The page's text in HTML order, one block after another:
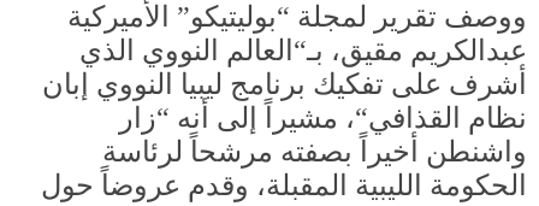
ووصف تقرير لمجلة “بوليتيكو”
الأميركية
عبدالكريم مقيق، بـ“ العالم النووي الذي
أشرف على تفكيك برنامج ليبيا النووي إبان
نظام القذافي“، مشيراً إلى أنه “زار
واشنطن أخيراً بصفته مرشحاً لرئاسة
الحكومة الليبية المقبلة، وقدم عروضاً حول